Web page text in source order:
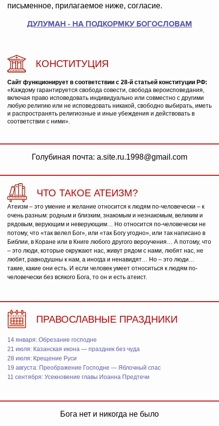
письменное, прилагаемое ниже, согласие.
ДУЛУМАН - НА ПОДКОРМКУ БОГОСЛОВАМ
КОНСТИТУЦИЯ
Сайт функционирует в соответствии с 28-й статьей конституции РФ:
«Каждому гарантируется свобода совести, свобода вероисповедания,
включая право исповедовать индивидуально или совместно с другими
любую религию или не исповедовать никакой, свободно выбирать, иметь
и распространять религиозные и иные убеждения и действовать в
соответствии с ними».
Голубиная почта: a.site.ru.1998@gmail.com
ЧТО ТАКОЕ АТЕИЗМ?
Атеизм – это умение и желание относится к людям по-человечески – к
очень разным: родным и близким, знакомым и незнакомым, великим и
рядовым, верующим и неверующим… Но относится по-человечески не
потому, что «так велел Бог», или «так Богу угодно», или так написано в
Библии, в Коране или в Книге любого другого вероучения… А потому, что
– это люди, которые окружают нас, живут рядом с нами, любят нас, не
любят, равнодушны к нам, а иногда и ненавидят… Но – это люди…
такие, какие они есть. И если человек умеет относиться к людям по-
человечески без всякого Бога, то он и есть атеист.
ПРАВОСЛАВНЫЕ ПРАЗДНИКИ
14 января: Обрезание господне
21 июля: Казанская икона — праздник без чуда
28 июля: Крещение Руси
19 августа: Преображение Господне — Яблочный спас
11 сентября: Усекновение главы Иоанна Предтечи
Бога нет и никогда не было